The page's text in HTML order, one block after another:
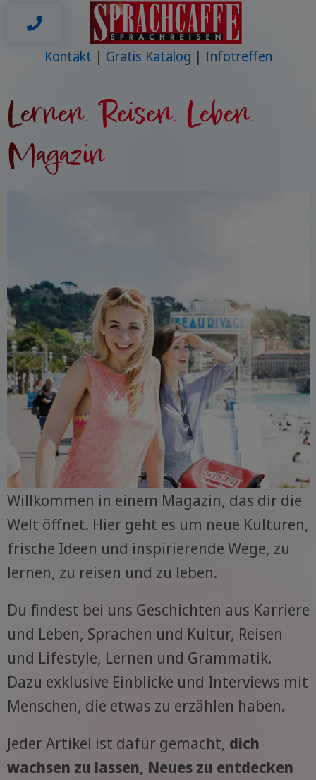
Kontakt Gratis Katalog Infotreffen
Lernen. Reisen. Leben.
Magazin
Willkommen in einem Magazin, das dir die
Welt öffnet. Hier geht es um neue Kulturen,
frische Ideen und inspirierende Wege, zu
lernen, zu reisen und zu leben.
Du findest bei uns Geschichten aus Karriere
und Leben, Sprachen und Kultur, Reisen
und Lifestyle, Lernen und Grammatik.
Dazu exklusive Einblicke und Interviews mit
Menschen, die etwas zu erzählen haben.
Jeder Artikel ist dafür gemacht, dich
wachsen zu lassen, Neues zu entdecken